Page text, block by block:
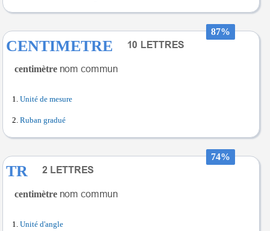
87%
CENTIMETRE
centimètre
Unité de mesure
Ruban gradué
74%
TR
centimètre
Unité d'angle